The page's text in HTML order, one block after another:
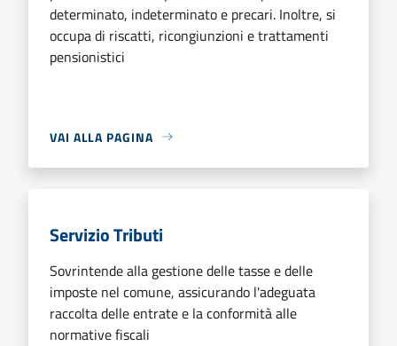
determinato, indeterminato e precari. Inoltre, si
occupa di riscatti, ricongiunzioni e trattamenti
pensionistici
VAI ALLA PAGINA
Servizio Tributi
Sovrintende alla gestione delle tasse e delle
imposte nel comune, assicurando l'adeguata
raccolta delle entrate e la conformità alle
normative fiscali